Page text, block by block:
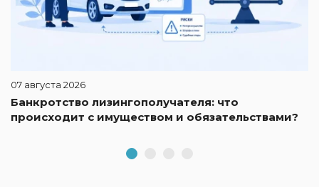
07 августа 2026
Банкротство лизингополучателя: что
происходит с имуществом и обязательствами?